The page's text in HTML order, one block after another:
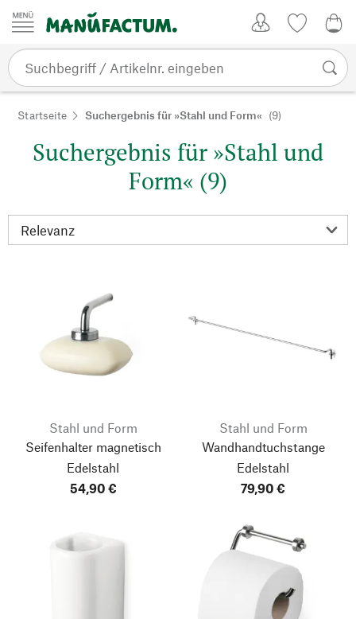
Zum Inhalt springen
Startseite Suchergebnis für »Stahl und Form« (9)
Suchergebnis für »Stahl und
Form« (9)
Stahl und Form
Seifenhalter magnetisch
Edelstahl
54,90 €
Stahl und Form
Wandhandtuchstange
Edelstahl
79,90 €